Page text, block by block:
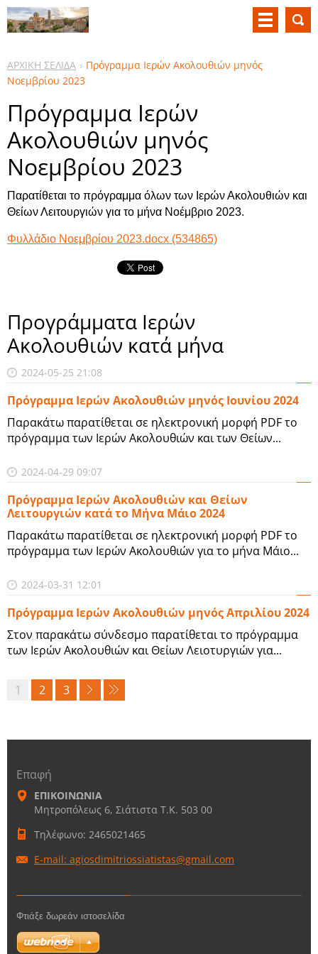
ΑΡΧΙΚΗ ΣΕΛΙΔΑ
Πρόγραμμα Ιερών Ακολουθιών μηνός
Νοεμβρίου 2023
Πρόγραμμα Ιερών
Ακολουθιών μηνός
Νοεμβρίου 2023
Παρατίθεται το πρόγραμμα όλων των Ιερών Ακολουθιών και
Θείων Λειτουργιών για το μήνα Νοέμβριο 2023.
Φυλλάδιο Νοεμβρίου 2023.docx (534865)
Προγράμματα Ιερών
Ακολουθιών κατά μήνα
2024-05-25 21:08
Πρόγραμμα Ιερών Ακολουθιών μηνός Ιουνίου 2024
Παρακάτω παρατίθεται σε ηλεκτρονική μορφή PDF το
πρόγραμμα των Ιερών Ακολουθιών και των Θείων...
2024-04-29 09:07
Πρόγραμμα Ιερών Ακολουθιών και Θείων
Λειτουργιών κατά το Μήνα Μάιο 2024
Παρακάτω παρατίθεται σε ηλεκτρονική μορφή PDF το
πρόγραμμα των Ιερών Ακολουθιών για το μήνα Μάιο...
2024-03-31 12:01
Πρόγραμμα Ιερών Ακολουθιών μηνός Απριλίου 2024
Στον παρακάτω σύνδεσμο παρατίθεται το πρόγραμμα
των Ιερών Ακολουθιών και Θείων Λειοτυργιών για...
1 2 3
Επαφή
ΕΠΙΚΟΙΝΩΝΙΑ
Μητροπόλεως 6, Σιάτιστα Τ.Κ. 503 00
Τηλέφωνο: 2465021465
E-mail: agiosdimitriossiatistas@gmail.com
Φτιάξε δωρεάν ιστοσελίδα